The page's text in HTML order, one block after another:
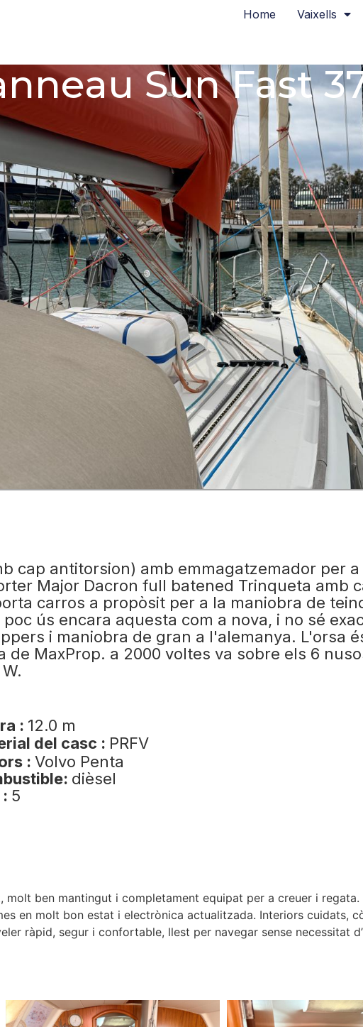
Home Vaixells
Sun Fast
cap antitorsion) amb emmagatzemador per
Major Dacron full batened Trinqueta amb
carros a propòsit per a la maniobra de
ús encara aquesta com a nova, i no sé
i maniobra de gran a l'alemanya. L'orsa
de MaxProp. a 2000 voltes va sobre els 6
: 12.0 m
del casc : PRFV
:Volvo Penta
dièsel
5
molt ben mantingut i completament equipat per a creuer i
en molt bon estat i electrònica actualitzada. Interiors cuidats,
ràpid, segur i confortable, llest per navegar sense necessitat